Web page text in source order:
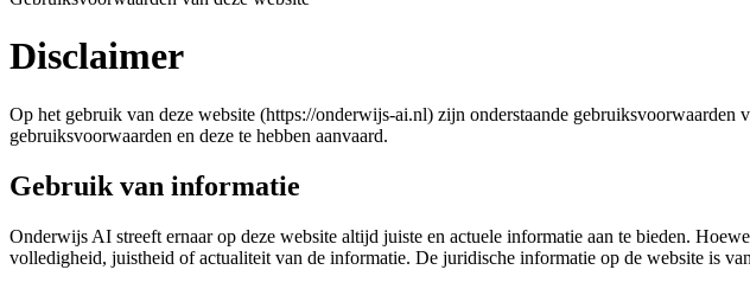
Disclaimer
Op het gebruik van deze website (https://onderwijs-ai.nl) zijn onderstaande
gebruiksvoorwaarden en deze te hebben aanvaard.
Gebruik van informatie
Onderwijs AI streeft ernaar op deze website altijd juiste en actuele informatie aan te bieden.
volledigheid, juistheid of actualiteit van de informatie. De juridische informatie op de website is